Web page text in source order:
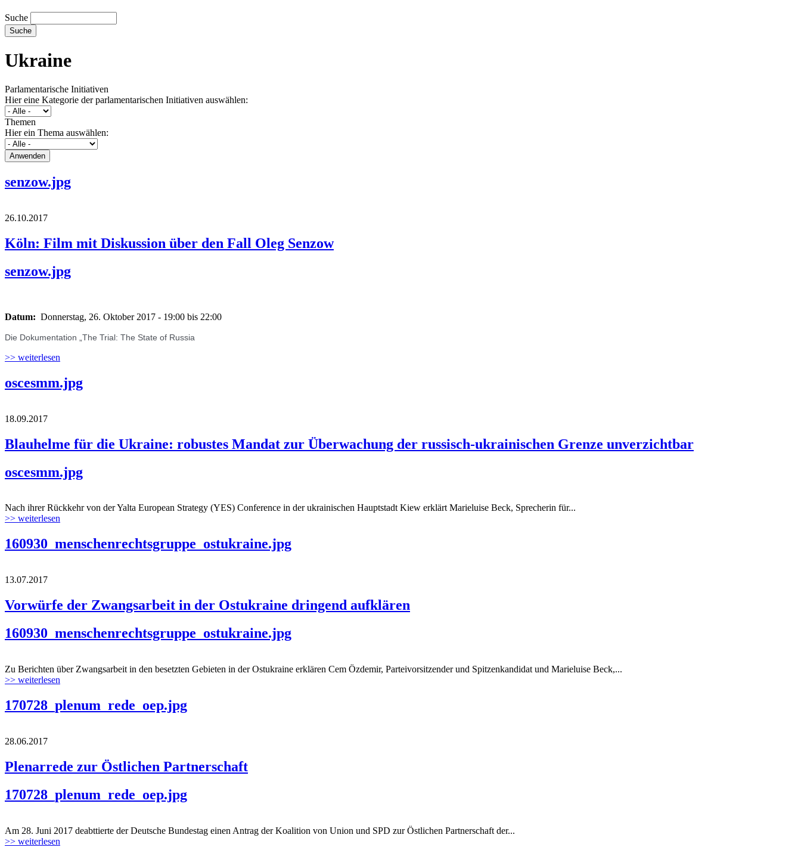
Suche
Ukraine
Parlamentarische Initiativen
Hier eine Kategorie der parlamentarischen Initiativen auswählen:
Themen
Hier ein Thema auswählen:
senzow.jpg
26.10.2017
Köln: Film mit Diskussion über den Fall Oleg Senzow
senzow.jpg
Datum: Donnerstag, 26. Oktober 2017 - 19:00 bis 22:00
Die Dokumentation „The Trial: The State of Russia
>> weiterlesen
oscesmm.jpg
18.09.2017
Blauhelme für die Ukraine: robustes Mandat zur Überwachung der russisch-ukrainischen Grenze unverzichtbar
oscesmm.jpg
Nach ihrer Rückkehr von der Yalta European Strategy (YES) Conference in der ukrainischen Hauptstadt Kiew erklärt Marieluise Beck, Sprecherin für...
>> weiterlesen
160930_menschenrechtsgruppe_ostukraine.jpg
13.07.2017
Vorwürfe der Zwangsarbeit in der Ostukraine dringend aufklären
160930_menschenrechtsgruppe_ostukraine.jpg
Zu Berichten über Zwangsarbeit in den besetzten Gebieten in der Ostukraine erklären Cem Özdemir, Parteivorsitzender und Spitzenkandidat und Marieluise Beck,...
>> weiterlesen
170728_plenum_rede_oep.jpg
28.06.2017
Plenarrede zur Östlichen Partnerschaft
170728_plenum_rede_oep.jpg
Am 28. Juni 2017 deabttierte der Deutsche Bundestag einen Antrag der Koalition von Union und SPD zur Östlichen Partnerschaft der...
>> weiterlesen